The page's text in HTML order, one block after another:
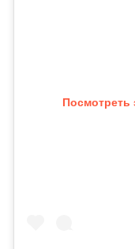
Посмотреть